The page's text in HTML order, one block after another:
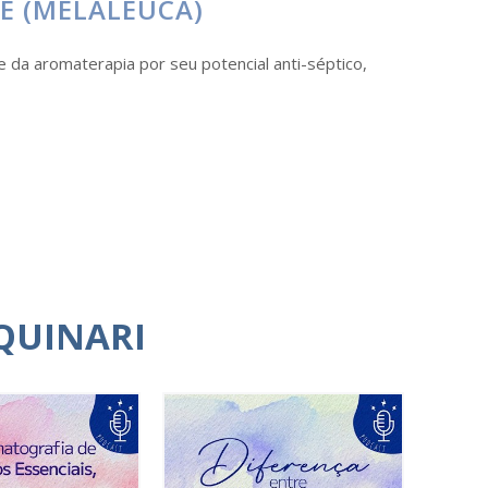
(MELALEUCA)
da aromaterapia por seu potencial anti-séptico,